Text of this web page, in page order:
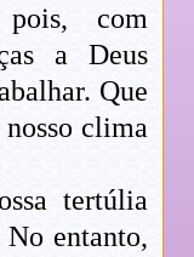
pois, com
a Deus
Que
clima
tertúlia
entanto,